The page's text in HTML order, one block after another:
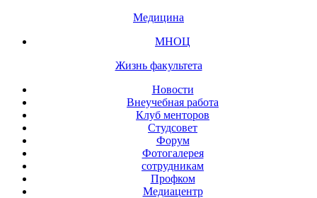
Медицина
МНОЦ
Жизнь факультета
Новости
Внеучебная работа
Клуб менторов
Студсовет
Форум
Фотогалерея
сотрудникам
Профком
Медиацентр